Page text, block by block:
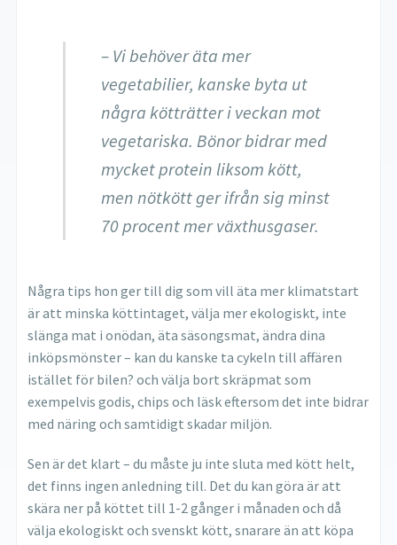
– Vi behöver äta mer
vegetabilier, kanske byta ut
några kötträtter i veckan mot
vegetariska. Bönor bidrar med
mycket protein liksom kött,
men nötkött ger ifrån sig minst
70 procent mer växthusgaser.
Några tips hon ger till dig som vill äta mer klimatstart
är att minska köttintaget, välja mer ekologiskt, inte
slänga mat i onödan, äta säsongsmat, ändra dina
inköpsmönster – kan du kanske ta cykeln till affären
istället för bilen? och välja bort skräpmat som
exempelvis godis, chips och läsk eftersom det inte bidrar
med näring och samtidigt skadar miljön.
Sen är det klart – du måste ju inte sluta med kött helt,
det finns ingen anledning till. Det du kan göra är att
skära ner på köttet till 1-2 gånger i månaden och då
välja ekologiskt och svenskt kött, snarare än att köpa